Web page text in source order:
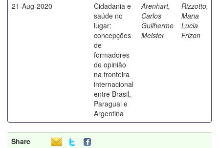
21-Aug-2020
Cidadania e
saúde no
lugar:
concepções
de
formadores
de opinião
na fronteira
internacional
entre Brasil,
Paraguai e
Argentina
Arenhart,
Carlos
Guilherme
Meister
Rizzotto,
Maria
Lucia
Frizon
Share